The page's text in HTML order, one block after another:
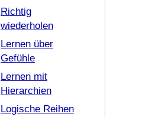
Richtig
wiederholen
Lernen über
Gefühle
Lernen mit
Hierarchien
Logische Reihen